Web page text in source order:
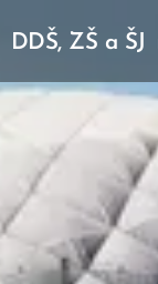
DDŠ, ZŠ a ŠJ